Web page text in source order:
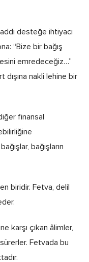
desteğe ihtiyacı
“Bize bir bağış
emredeceğiz…”
dışına nakli lehine bir
finansal
bağışların
biridir. Fetva, delil
karşı çıkan âlimler,
Fetvada bu